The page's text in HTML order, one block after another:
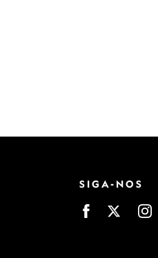
SIGA-NOS